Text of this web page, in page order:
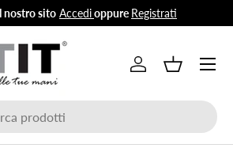
nostro sito Accedioppure Registrati
Log inBasket
Menu